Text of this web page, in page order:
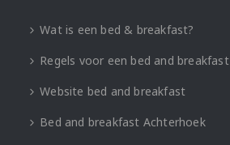
Wat is een bed & breakfast?
Regels voor een bed and breakfast
Website bed and breakfast
Bed and breakfast Achterhoek